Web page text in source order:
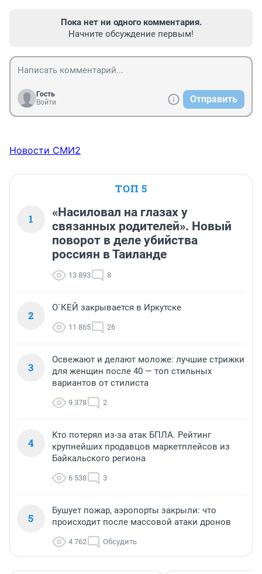
Пока нет ни одного комментария.
Начните обсуждение первым!
Гость
Войти
Отправить
Новости СМИ2
ТОП 5
1
«Насиловал на глазах у
связанных родителей». Новый
поворот в деле убийства
россиян в Таиланде
13 893 8
2
О`КЕЙ закрывается в Иркутске
11 865 26
3
Освежают и делают моложе: лучшие стрижки
для женщин после 40 — топ стильных
вариантов от стилиста
9 378 2
4
Кто потерял из-за атак БПЛА. Рейтинг
крупнейших продавцов маркетплейсов из
Байкальского региона
6 538 3
5
Бушует пожар, аэропорты закрыли: что
происходит после массовой атаки дронов
4 762 Обсудить